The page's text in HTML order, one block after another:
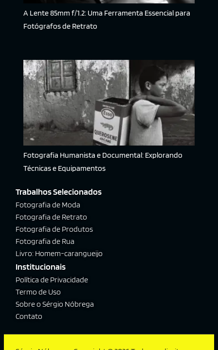
A Lente 85mm f/1.2: Uma Ferramenta Essencial para
Fotógrafos de Retrato
Fotografia Humanista e Documental: Explorando
Técnicas e Equipamentos
Trabalhos Selecionados
Fotografia de Moda
Fotografia de Retrato
Fotografia de Produtos
Fotografia de Rua
Livro: Homem-carangueijo
Institucionais
Política de Privacidade
Termo de Uso
Sobre o Sérgio Nóbrega
Contato